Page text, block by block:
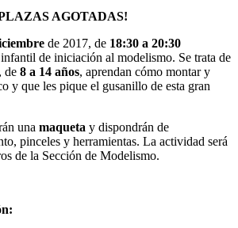
AGOTADAS!
de 2017, de 18:30 a 20:30
de iniciación al modelismo. Se trata de
de 8 a 14 años, aprendan cómo montar y
y que les pique el gusanillo de esta gran
una maqueta y dispondrán de
pinceles y herramientas. La actividad será
de la Sección de Modelismo.